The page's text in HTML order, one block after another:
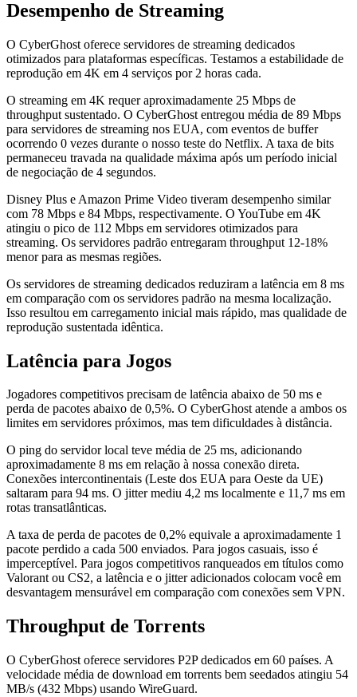
Desempenho de Streaming
O CyberGhost oferece servidores de streaming dedicados
otimizados para plataformas específicas. Testamos a estabilidade de
reprodução em 4K em 4 serviços por 2 horas cada.
O streaming em 4K requer aproximadamente 25 Mbps de
throughput sustentado. O CyberGhost entregou média de 89 Mbps
para servidores de streaming nos EUA, com eventos de buffer
ocorrendo 0 vezes durante o nosso teste do Netflix. A taxa de bits
permaneceu travada na qualidade máxima após um período inicial
de negociação de 4 segundos.
Disney Plus e Amazon Prime Video tiveram desempenho similar
com 78 Mbps e 84 Mbps, respectivamente. O YouTube em 4K
atingiu o pico de 112 Mbps em servidores otimizados para
streaming. Os servidores padrão entregaram throughput 12-18%
menor para as mesmas regiões.
Os servidores de streaming dedicados reduziram a latência em 8 ms
em comparação com os servidores padrão na mesma localização.
Isso resultou em carregamento inicial mais rápido, mas qualidade de
reprodução sustentada idêntica.
Latência para Jogos
Jogadores competitivos precisam de latência abaixo de 50 ms e
perda de pacotes abaixo de 0,5%. O CyberGhost atende a ambos os
limites em servidores próximos, mas tem dificuldades à distância.
O ping do servidor local teve média de 25 ms, adicionando
aproximadamente 8 ms em relação à nossa conexão direta.
Conexões intercontinentais (Leste dos EUA para Oeste da UE)
saltaram para 94 ms. O jitter mediu 4,2 ms localmente e 11,7 ms em
rotas transatlânticas.
A taxa de perda de pacotes de 0,2% equivale a aproximadamente 1
pacote perdido a cada 500 enviados. Para jogos casuais, isso é
imperceptível. Para jogos competitivos ranqueados em títulos como
Valorant ou CS2, a latência e o jitter adicionados colocam você em
desvantagem mensurável em comparação com conexões sem VPN.
Throughput de Torrents
O CyberGhost oferece servidores P2P dedicados em 60 países. A
velocidade média de download em torrents bem seedados atingiu 54
MB/s (432 Mbps) usando WireGuard.